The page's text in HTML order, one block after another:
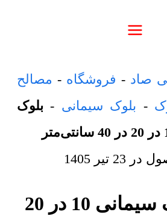
صاد - فروشگاه - مصالح
- بلوک سیمانی - بلوک
در 23 تیر 1405
بلوک سبک سیمانی 10 در 20